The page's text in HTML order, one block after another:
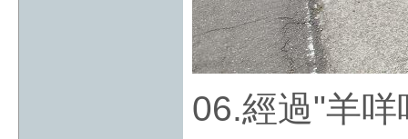
06.經過"羊